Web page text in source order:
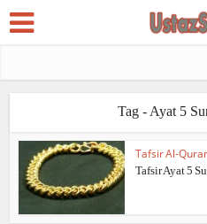
Tag - Ayat 5
Tafsir Al-
Tafsir Ayat 5